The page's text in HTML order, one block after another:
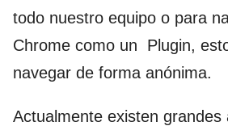
todo nuestro equipo o para
Chrome como un Plugin,
navegar de forma anónima.
Actualmente existen grandes